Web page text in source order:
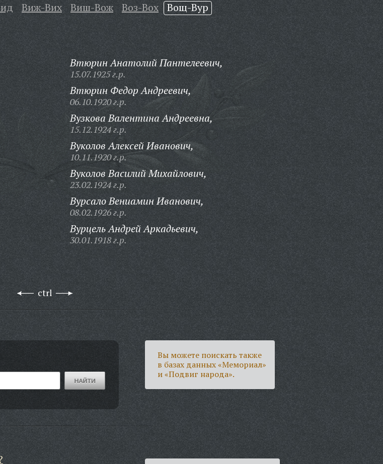
Виж-Вих Виш-Вож Воз-Вох
Вощ-Вур
Втюрин Анатолий Пантелеевич,
15.07.1925 г.р.
Втюрин Федор Андреевич,
06.10.1920 г.р.
Вузкова Валентина Андреевна,
15.12.1924 г.р.
Вуколов Алексей Иванович,
10.11.1920 г.р.
Вуколов Василий Михайлович,
23.02.1924 г.р.
Вурсало Вениамин Иванович,
08.02.1926 г.р.
Вурцель Андрей Аркадьевич,
30.01.1918 г.р.
ctrl
Вы можете поискать также
в базах данных «Мемориал»
и «Подвиг народа».